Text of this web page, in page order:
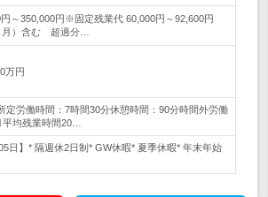
円～350,000円※固定残業代 60,000円～92,600円
月）含む 超過分…
万円
定労働時間：7時間30分休憩時間：90分時間外労働
均残業時間20…
日】* 隔週休2日制* GW休暇* 夏季休暇* 年末年始